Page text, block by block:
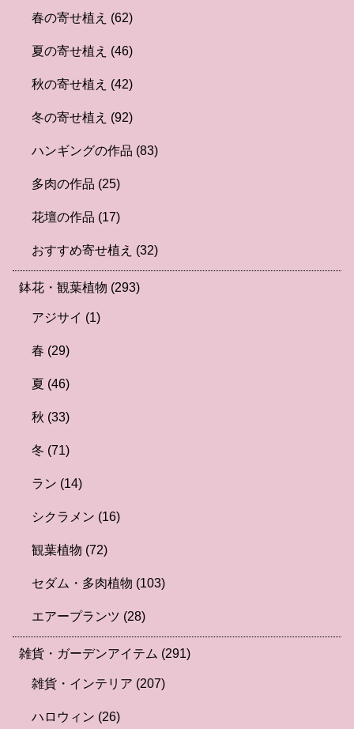
春の寄せ植え (62)
夏の寄せ植え (46)
秋の寄せ植え (42)
冬の寄せ植え (92)
ハンギングの作品 (83)
多肉の作品 (25)
花壇の作品 (17)
おすすめ寄せ植え (32)
鉢花・観葉植物 (293)
アジサイ (1)
春 (29)
夏 (46)
秋 (33)
冬 (71)
ラン (14)
シクラメン (16)
観葉植物 (72)
セダム・多肉植物 (103)
エアープランツ (28)
雑貨・ガーデンアイテム (291)
雑貨・インテリア (207)
ハロウィン (26)